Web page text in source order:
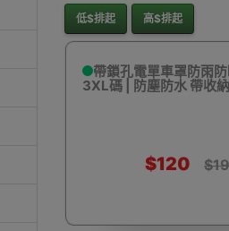
低$排起 高$排起
帶鎖孔電單車罩防雨
3XL碼 | 防塵防水 帶收
$120